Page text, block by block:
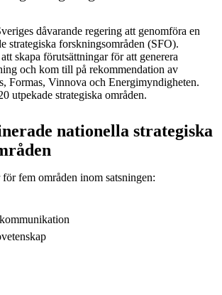
dåvarande regering att genomföra en
strategiska forskningsområden (SFO).
skapa förutsättningar för att generera
och kom till på rekommendation av
Formas, Vinnova och Energimyndigheten.
utpekade strategiska områden.
nationella strategiska
fem områden inom satsningen: